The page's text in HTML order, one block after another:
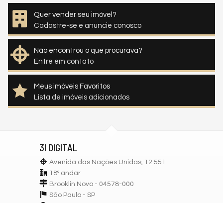
Quer vender seu imóvel?
Cadastre-se e anuncie conosco
Não encontrou o que procurava?
Entre em contato
Meus imóveis Favoritos
Lista de imóveis adicionados
3I DIGITAL
Avenida das Nações Unidas, 12.551
18º andar
Brooklin Novo - 04578-000
São Paulo - SP